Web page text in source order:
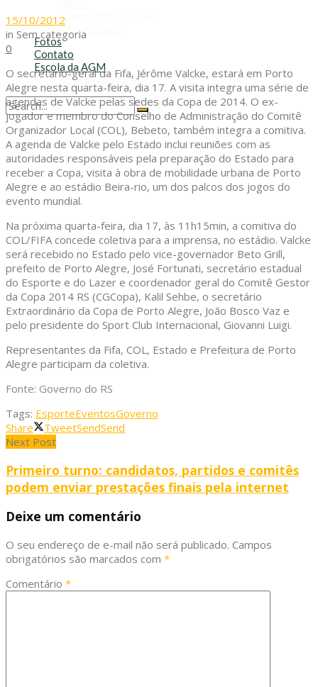
Transporte Escolar
Voluntariado
Fotos
Contato
Escola da AGM
Cursos da AGM
No Result
View All Result
15/10/2012
in Sem categoria
0
O secretário-geral da Fifa, Jérôme Valcke, estará em Porto
Alegre nesta quarta-feira, dia 17. A visita integra uma série de
agendas de Valcke pelas sedes da Copa de 2014. O ex-
jogador e membro do Conselho de Administração do Comitê
Organizador Local (COL), Bebeto, também integra a comitiva.
A agenda de Valcke pelo Estado inclui reuniões com as
autoridades responsáveis pela preparação do Estado para
receber a Copa, visita à obra de mobilidade urbana de Porto
Alegre e ao estádio Beira-rio, um dos palcos dos jogos do
evento mundial.
Na próxima quarta-feira, dia 17, às 11h15min, a comitiva do
COL/FIFA concede coletiva para a imprensa, no estádio. Valcke
será recebido no Estado pelo vice-governador Beto Grill,
prefeito de Porto Alegre, José Fortunati, secretário estadual
do Esporte e do Lazer e coordenador geral do Comitê Gestor
da Copa 2014 RS (CGCopa), Kalil Sehbe, o secretário
Extraordinário da Copa de Porto Alegre, João Bosco Vaz e
pelo presidente do Sport Club Internacional, Giovanni Luigi.
Representantes da Fifa, COL, Estado e Prefeitura de Porto
Alegre participam da coletiva.
Fonte: Governo do RS
Tags: EsporteEventosGoverno
Share
TweetSendSend
Next Post
Primeiro turno: candidatos, partidos e comitês
podem enviar prestações finais pela internet
Deixe um comentário
O seu endereço de e-mail não será publicado. Campos
obrigatórios são marcados com *
Comentário *